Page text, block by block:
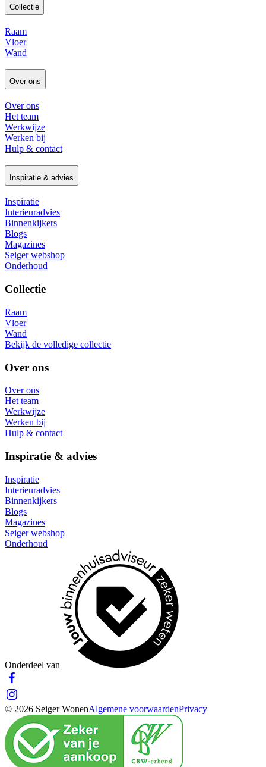
Collectie
Raam
Vloer
Wand
Over ons
Over ons
Het team
Werkwijze
Werken bij
Hulp & contact
Inspiratie & advies
Inspiratie
Interieuradvies
Binnenkijkers
Blogs
Magazines
Seiger webshop
Onderhoud
Collectie
Raam
Vloer
Wand
Bekijk de volledige collectie
Over ons
Over ons
Het team
Werkwijze
Werken bij
Hulp & contact
Inspiratie & advies
Inspiratie
Interieuradvies
Binnenkijkers
Blogs
Magazines
Seiger webshop
Onderhoud
Onderdeel van
© 2026 Seiger WonenAlgemene voorwaardenPrivacy